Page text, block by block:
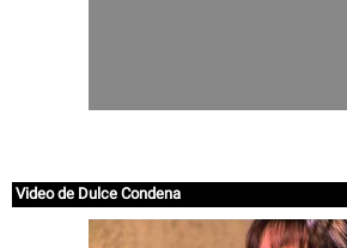
Video de Dulce Condena